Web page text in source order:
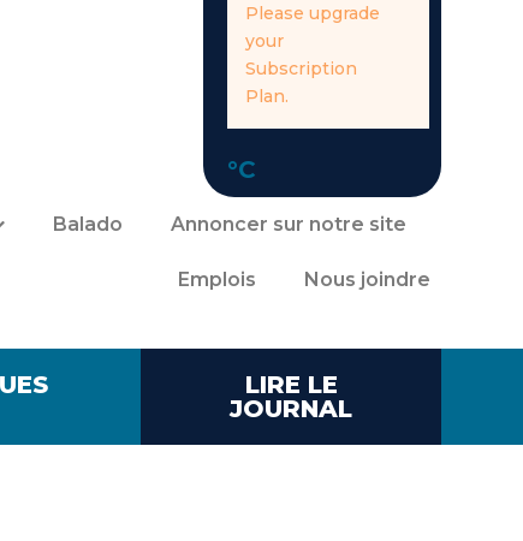
Please upgrade
your
Subscription
Plan.
°C
Balado Annoncer sur notre site
Emplois Nous joindre
LIRE LE
JOURNAL